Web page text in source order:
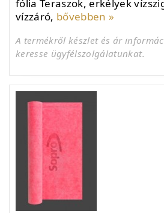
fólia Teraszok, erkélyek
vízzáró, bővebben »
A termékről készlet és ár
keresse ügyfélszolgálatunkat.